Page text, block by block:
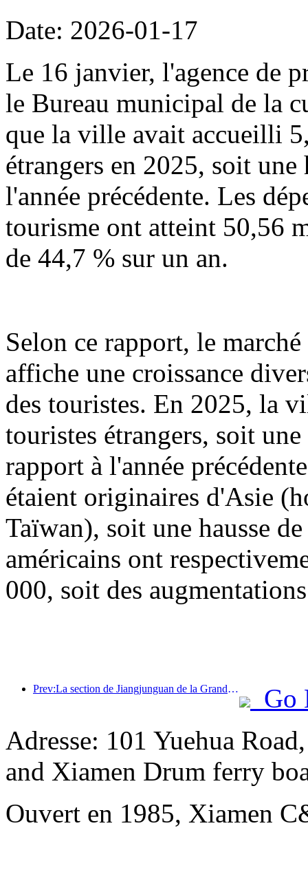
Date: 2026-01-17
Le 16 janvier, l'agence de
le Bureau municipal de la
que la ville avait accueilli
étrangers en 2025, soit
l'année précédente. Les
tourisme ont atteint 50,56
de 44,7 % sur un an.
Selon ce rapport, le
affiche une croissance
des touristes. En 2025, la
touristes étrangers, soit
rapport à l'année
étaient originaires d'Asie
Taïwan), soit une hausse
américains ont
000, soit des
Prev:La section de Jiangjunguan de la Grande Muraille, située dans le district de Pinggu à Pékin, devrait ouvrir au public dès la fin de l'année 2026.
Go
Adresse: 101 Yuehua
and Xiamen Drum ferry
Ouvert en 1985, Xiamen